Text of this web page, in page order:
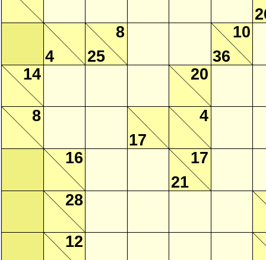
4
8
25
10
36
14
20
8
17
4
16
17
21
28
12